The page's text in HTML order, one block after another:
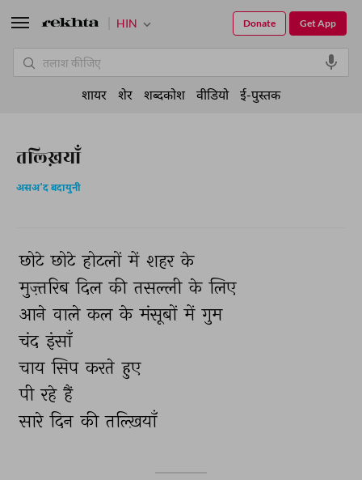
तल्ख़ियाँ
असअ'द बदायुनी
छोटे छोटे होटलों में शहर के
मुज़्तरिब दिल की तसल्ली के लिए
आने वाले कल के मंसूबों में गुम
चंद इंसाँ
चाय सिप करते हुए
पी रहे हैं
सारे दिन की तल्ख़ियाँ
HIN Get App
Donate
शायर शेर शब्दकोश वीडियो ई-पुस्तक